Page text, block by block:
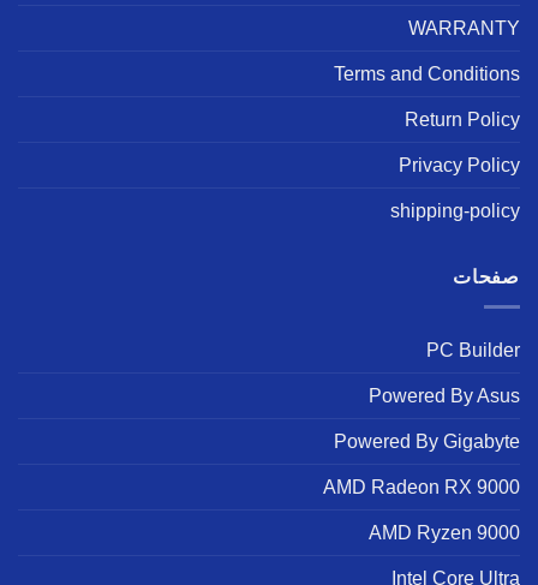
WARRANTY
Terms and Conditions
Return Policy
Privacy Policy
shipping-policy
صفحات
PC Builder
Powered By Asus
Powered By Gigabyte
AMD Radeon RX 9000
AMD Ryzen 9000
Intel Core Ultra